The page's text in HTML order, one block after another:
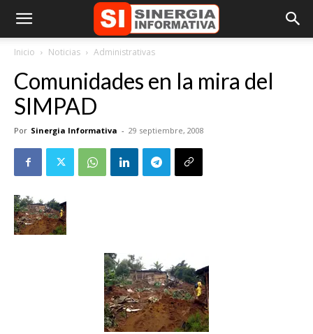
Inicio Noticias Administrativas
Comunidades en la mira del
SIMPAD
Por Sinergia Informativa - 29 septiembre, 2008